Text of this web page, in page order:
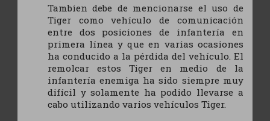
Tambien debe de mencionarse el uso de
Tiger como vehículo de comunicación
entre dos posiciones de infantería en
primera línea y que en varias ocasiones
ha conducido a la pérdida del vehículo. El
remolcar estos Tiger en medio de la
infantería enemiga ha sido siempre muy
difícil y solamente ha podido llevarse a
cabo utilizando varios vehículos Tiger.